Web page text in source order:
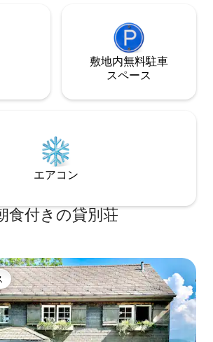
敷地内無料駐⁠車
ス⁠ペ⁠ー⁠ス
エアコン
食付きの貸別荘
イスです。